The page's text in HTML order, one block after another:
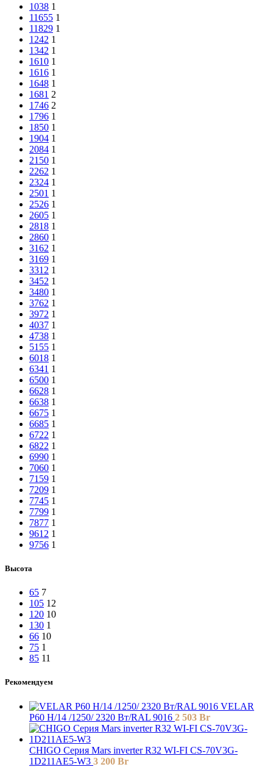
1038 1
11655 1
11829 1
1242 1
1342 1
1610 1
1616 1
1648 1
1681 2
1746 2
1796 1
1850 1
1904 1
2084 1
2150 1
2262 1
2324 1
2501 1
2526 1
2605 1
2818 1
2860 1
3162 1
3169 1
3312 1
3452 1
3480 1
3762 1
3972 1
4037 1
4738 1
5155 1
6018 1
6341 1
6500 1
6628 1
6638 1
6675 1
6685 1
6722 1
6822 1
6990 1
7060 1
7159 1
7209 1
7745 1
7799 1
7877 1
9612 1
9756 1
Высота
65 7
105 12
120 10
130 1
66 10
75 1
85 11
Рекомендуем
VELAR
P60 H/14 /1250/ 2320 Bт/RAL 9016 2 503 Br
СHIGO Серия Mars inverter R32 WI-FI CS-70V3G-
1D211AE5-W3 3 200 Br